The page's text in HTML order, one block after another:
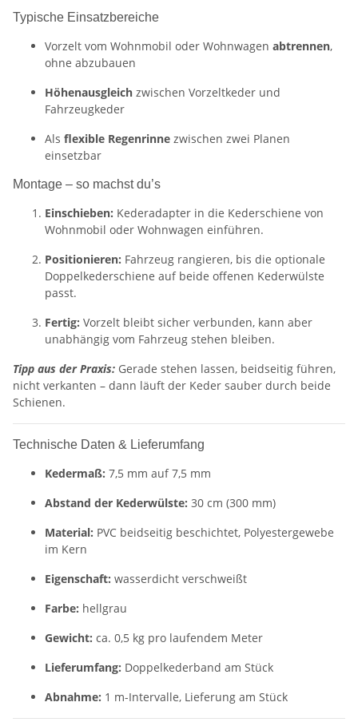
Typische Einsatzbereiche
Vorzelt vom Wohnmobil oder Wohnwagen abtrennen,
ohne abzubauen
Höhenausgleich zwischen Vorzeltkeder und
Fahrzeugkeder
Als flexible Regenrinne zwischen zwei Planen
einsetzbar
Montage – so machst du’s
Einschieben: Kederadapter in die Kederschiene von
Wohnmobil oder Wohnwagen einführen.
Positionieren: Fahrzeug rangieren, bis die optionale
Doppelkederschiene auf beide offenen Kederwülste
passt.
Fertig: Vorzelt bleibt sicher verbunden, kann aber
unabhängig vom Fahrzeug stehen bleiben.
Tipp aus der Praxis: Gerade stehen lassen, beidseitig führen,
nicht verkanten – dann läuft der Keder sauber durch beide
Schienen.
Technische Daten & Lieferumfang
Kedermaß: 7,5 mm auf 7,5 mm
Abstand der Kederwülste: 30 cm (300 mm)
Material: PVC beidseitig beschichtet, Polyestergewebe
im Kern
Eigenschaft: wasserdicht verschweißt
Farbe: hellgrau
Gewicht: ca. 0,5 kg pro laufendem Meter
Lieferumfang: Doppelkederband am Stück
Abnahme: 1 m-Intervalle, Lieferung am Stück